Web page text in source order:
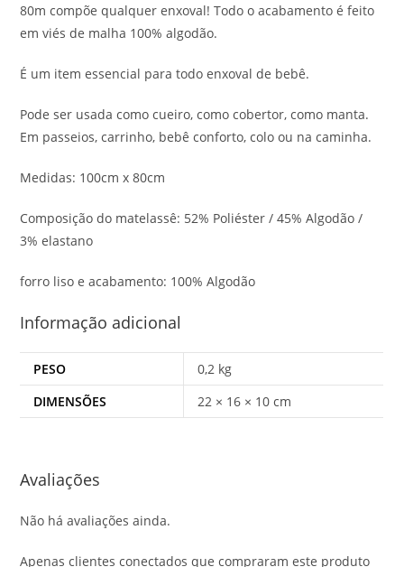
80m compõe qualquer enxoval! Todo o acabamento é feito
em viés de malha 100% algodão.
É um item essencial para todo enxoval de bebê.
Pode ser usada como cueiro, como cobertor, como manta.
Em passeios, carrinho, bebê conforto, colo ou na caminha.
Medidas: 100cm x 80cm
Composição do matelassê: 52% Poliéster / 45% Algodão /
3% elastano
forro liso e acabamento: 100% Algodão
Informação adicional
PESO
0,2 kg
DIMENSÕES
22 × 16 × 10 cm
Avaliações
Não há avaliações ainda.
Apenas clientes conectados que compraram este produto